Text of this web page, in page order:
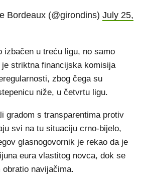
Bordeaux (@girondins) July 25,
izbačen u treću ligu, no samo
striktna financijska komisija
zbog čega su
niže, u četvrtu ligu.
gradom s transparentima protiv
svi na tu situaciju crno-bijelo,
glasnogovornik je rekao da je
eura vlastitog novca, dok se
navijačima.